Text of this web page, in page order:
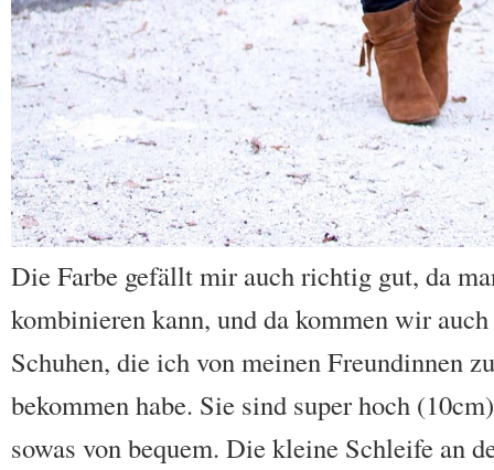
Die Farbe gefällt mir auch richtig gut, da
kombinieren kann, und da kommen wir
Schuhen, die ich von meinen Freundinnen
bekommen habe. Sie sind super hoch
sowas von bequem. Die kleine Schleife an